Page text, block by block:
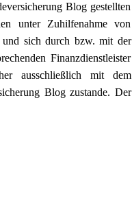
Blog gestellten
unter Zuhilfenahme von
und sich durch bzw. mit der
Finanzdienstleister
ausschließlich mit dem
Blog zustande. Der